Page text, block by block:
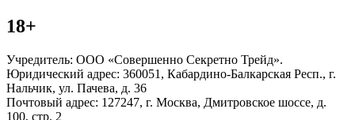
18+
Учредитель: ООО «Совершенно Секретно Трейд».
Юридический адрес: 360051, Кабардино-Балкарская Респ., г.
Нальчик, ул. Пачева, д. 36
Почтовый адрес: 127247, г. Москва, Дмитровское шоссе, д.
100, стр. 2